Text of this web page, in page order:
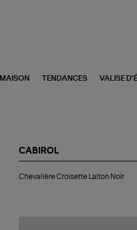
MAISON TENDANCES VALISE
CABIROL
Croisette
Chevalière Croisette Laiton Noir